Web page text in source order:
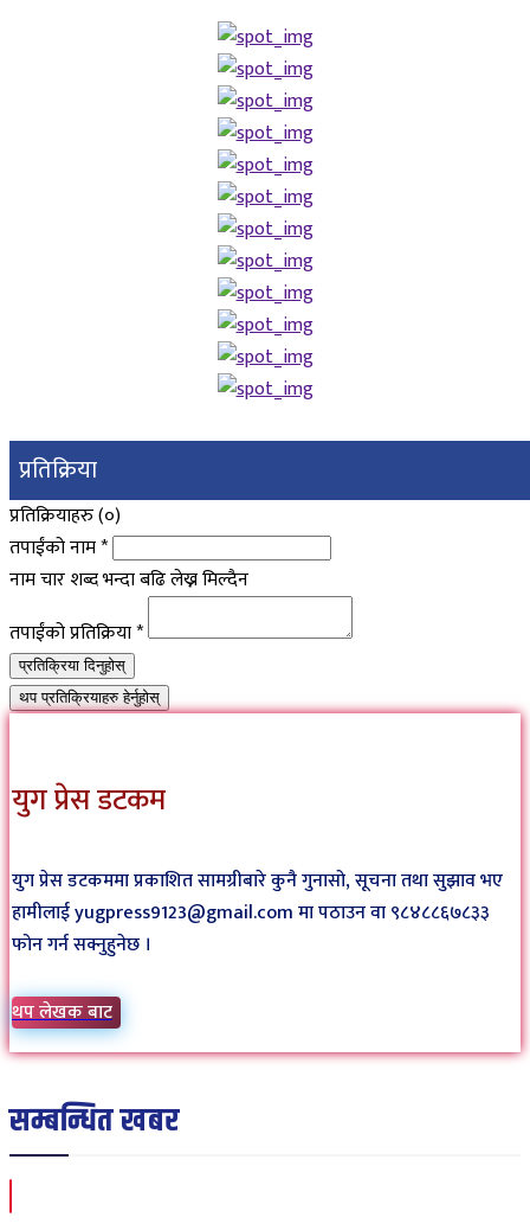
प्रतिक्रिया
प्रतिक्रियाहरु (०)
तपाईंको नाम*
नाम चार शब्द भन्दा बढि लेख्न मिल्दैन
तपाईंको प्रतिक्रिया*
प्रतिक्रिया दिनुहोस्
थप प्रतिक्रियाहरु हेर्नुहोस्
युग प्रेस डटकम
युग प्रेस डटकममा प्रकाशित सामग्रीबारे कुनै गुनासो, सूचना तथा सुझाव भए
हामीलाई yugpress9123@gmail.com मा पठाउन वा ९८४८८६७८३३
फोन गर्न सक्नुहुनेछ ।
थप लेखक बाट
सम्बन्धित खबर